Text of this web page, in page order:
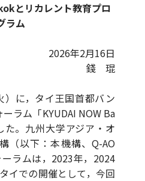
とリカレント教育プロ
ラム
2026年2月16日
錢 琨
に，タイ王国首都バン
ラム「KYUDAI NOW Ba
。九州大学アジア・オ
（以下：本機構、Q-AO
ラムは，2023年，2024
イでの開催として，今回